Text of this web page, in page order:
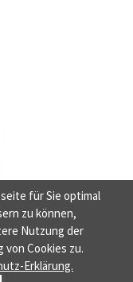
DER FILMTIPP
für Sie optimal
zu können,
Nutzung der
von Cookies zu.
Erklärung.